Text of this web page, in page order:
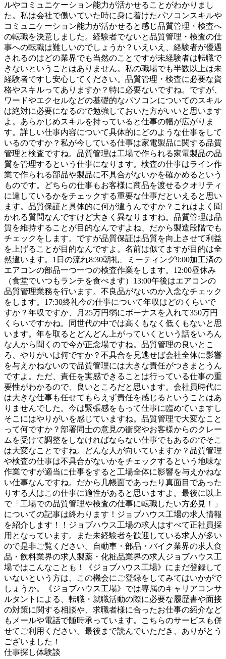
ルやコミュニケーション能力が活かせることがわかりまし
た。私は会社で働いていた時に身に着けたパソコンスキルや
コミュニケーション能力が活かせると感じ品質管理・検査へ
の転職を決意しました。経験者でないと品質管理・検査の仕
事への転職は難しいのでしょうか？いえいえ、経験者が優遇
されるのはどの業界でも当然のことですが未経験者は転職で
きないということはありません。私の職場でも半数以上は未
経験者ですし安心してください。品質管理・検査に必要な資
格やスキルってありますか？特に必要ないですね。ですが、
ワードやエクセルなどの基礎的なパソコンについてのスキル
は絶対に必要になるので勉強しておいた方がいいと思います
よ。あらかじめスキルを持っていると仕事の幅が広がりま
す。詳しい仕事内容について具体的にどのような仕事をして
いるのですか？私が今している仕事は家電製品に関する品質
管理と検査ですね。品質管理は工場で作られる家電製品の品
質を管理するという仕事になります。検査の仕事はライン作
業で作られる部品や製品に不具合がないかを確かめるという
ものです。どちらの仕事もお客様に商品を渡せるクオリティ
に達しているかをチェックする重要な仕事だといえると思い
ます。品質保証と具体的に何が違うんですか？これはよく聞
かれる質問なんですけど大きく異なりますね。品質管理は品
質を維持することが目的なんですよね、だから製造段階でも
チェックをします。ですが品質保証は品質を向上させて利益
を上げることが目的なんですよ。名前は似てますが目的は全
然違います。1日の流れ8:30朝礼、ミーティング9:00加工済の
エアコンの部品一つ一つの検査作業をします。12:00昼休み
（食堂でいつもランチを食べます）13:00午後はエアコンの
品質管理業務を行います。不良品がないのか入念なチェック
をします。17:30終礼今の仕事について年収はどのくらいで
すか？年収ですか、月25万円弱にボーナスを入れて350万円
くらいですかね。同世代の中では高くもなく低くもないと思
います。年を取るとどんどん上がっていくという話をいろん
な人から聞くので今が正念場ですね。品質管理の良いとこ
ろ、やりがいは何ですか？不具合を見逃せば会社全体に影響
を与えかねないので品質管理には大きな責任がつきまとうん
ですよ。ただ、責任を実感できることは行っている仕事の重
要性がわかるので、良いところだと思います。会社員時代に
は大きな仕事も任せてもらえず責任を感じるということはあ
りませんでした。今は緊張感をもって仕事に臨めていますし
そこにはやりがいを感じていますね。品質管理で大変なこと
って何ですか？部署同士の意見の衝突やお客様からのクレー
ムを受けて調整をしなければならない仕事でもあるのでそこ
は大変なことですね。どんな人が向いていますか？品質管理
や検査の仕事は不具合がないかをチェックするという地味な
作業ですが適当に仕事をすると工場全体に影響を与えかねな
い仕事なんですね。だから几帳面であったり真面目であった
りする人はこの仕事に適性があると思いますよ。最後に以上
で「工場での品質管理や検査の仕事に転職したい方必見！」
についての記事は終わります！ジョブハウス工場の求人情報
を紹介します！！ジョブハウス工場の求人はすべて正社員採
用となっています。また未経験者を歓迎している求人が多い
ので是非ご覧ください。自動車・部品・バイク業界の求人食
品・飲料業界の求人製薬・化粧品業界の求人ジョブハウス工
場ではこんなことも！《ジョブハウス工場》にまだ登録して
いないという方は、この機会にご登録をしてみてはいかがで
しょうか。《ジョブハウス工場》では専属のキャリアコンサ
ルタントによる、転職・就職活動の際に必要な履歴書や面接
の対策に関する相談や、求職者様に合ったお仕事の紹介など
もメールや電話で随時承っています。こちらのサービスも併
せてご利用ください。最後まで読んでいただき、ありがとう
ございました！
仕事探し体験談